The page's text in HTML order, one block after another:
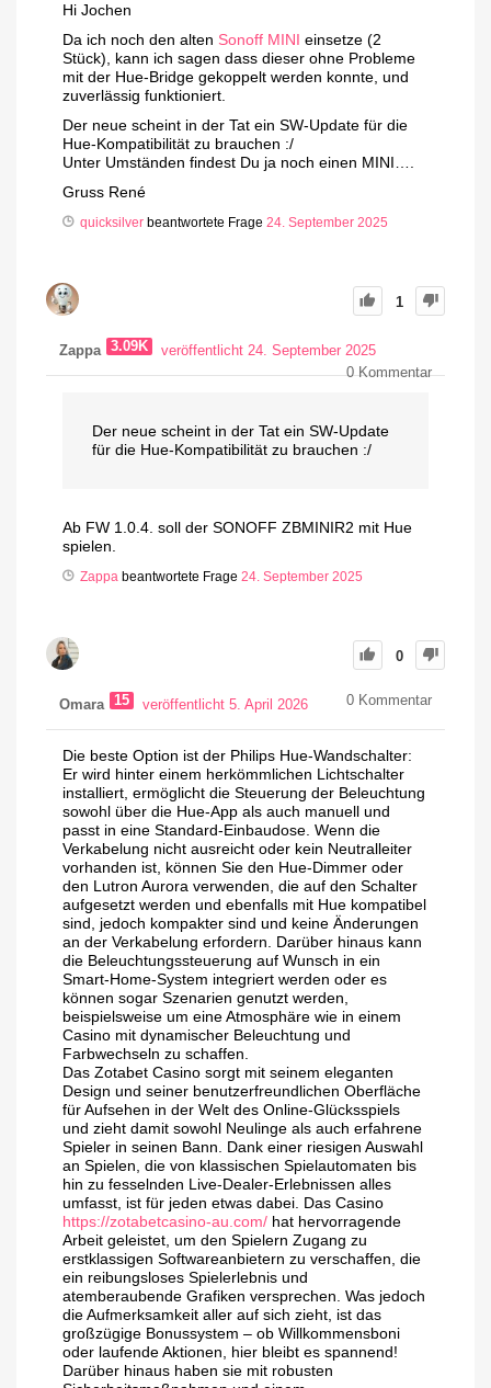
Hi Jochen
Da ich noch den alten Sonoff MINI einsetze (2
Stück), kann ich sagen dass dieser ohne Probleme
mit der Hue-Bridge gekoppelt werden konnte, und
zuverlässig funktioniert.
Der neue scheint in der Tat ein SW-Update für die
Hue-Kompatibilität zu brauchen :/
Unter Umständen findest Du ja noch einen MINI….
Gruss René
quicksilver beantwortete Frage 24. September 2025
1
Zappa 3.09K
veröffentlicht 24. September 2025
0Kommentar
Der neue scheint in der Tat ein SW-Update
für die Hue-Kompatibilität zu brauchen :/
Ab FW 1.0.4. soll der SONOFF ZBMINIR2 mit Hue
spielen.
Zappa beantwortete Frage 24. September 2025
0
Omara 15 veröffentlicht 5. April 2026 0 Kommentar
Die beste Option ist der Philips Hue-Wandschalter:
Er wird hinter einem herkömmlichen Lichtschalter
installiert, ermöglicht die Steuerung der Beleuchtung
sowohl über die Hue-App als auch manuell und
passt in eine Standard-Einbaudose. Wenn die
Verkabelung nicht ausreicht oder kein Neutralleiter
vorhanden ist, können Sie den Hue-Dimmer oder
den Lutron Aurora verwenden, die auf den Schalter
aufgesetzt werden und ebenfalls mit Hue kompatibel
sind, jedoch kompakter sind und keine Änderungen
an der Verkabelung erfordern. Darüber hinaus kann
die Beleuchtungssteuerung auf Wunsch in ein
Smart-Home-System integriert werden oder es
können sogar Szenarien genutzt werden,
beispielsweise um eine Atmosphäre wie in einem
Casino mit dynamischer Beleuchtung und
Farbwechseln zu schaffen.
Das Zotabet Casino sorgt mit seinem eleganten
Design und seiner benutzerfreundlichen Oberfläche
für Aufsehen in der Welt des Online-Glücksspiels
und zieht damit sowohl Neulinge als auch erfahrene
Spieler in seinen Bann. Dank einer riesigen Auswahl
an Spielen, die von klassischen Spielautomaten bis
hin zu fesselnden Live-Dealer-Erlebnissen alles
umfasst, ist für jeden etwas dabei. Das Casino
https://zotabetcasino-au.com/ hat hervorragende
Arbeit geleistet, um den Spielern Zugang zu
erstklassigen Softwareanbietern zu verschaffen, die
ein reibungsloses Spielerlebnis und
atemberaubende Grafiken versprechen. Was jedoch
die Aufmerksamkeit aller auf sich zieht, ist das
großzügige Bonussystem – ob Willkommensboni
oder laufende Aktionen, hier bleibt es spannend!
Darüber hinaus haben sie mit robusten